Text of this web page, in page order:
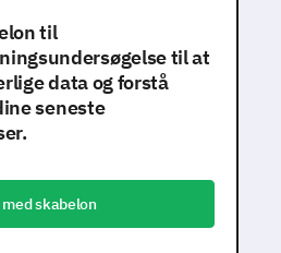
til
til at
data og forstå
seneste
skabelon